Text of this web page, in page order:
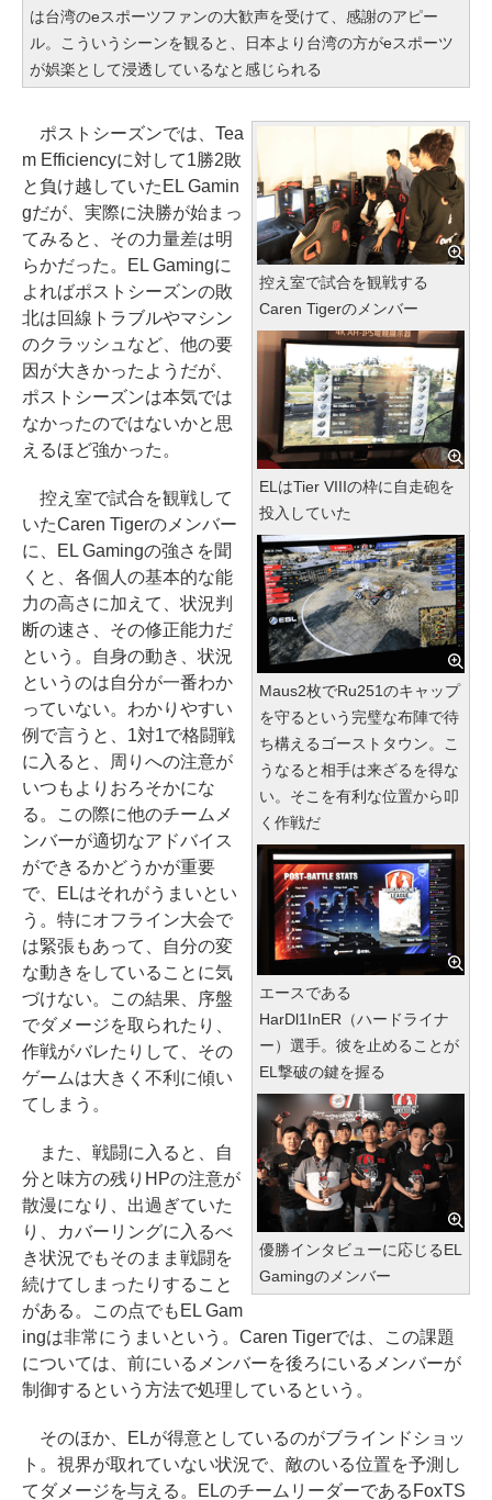
は台湾のeスポーツファンの大歓声を受けて、感謝のアピー
ル。こういうシーンを観ると、日本より台湾の方がeスポーツ
が娯楽として浸透しているなと感じられる
控え室で試合を観戦する
Caren Tigerのメンバー
ELはTier VIIIの枠に自走砲を
投入していた
Maus2枚でRu251のキャップ
を守るという完璧な布陣で待
ち構えるゴーストタウン。こ
うなると相手は来ざるを得な
い。そこを有利な位置から叩
く作戦だ
エースである
HarDl1InER（ハードライナ
ー）選手。彼を止めることが
EL撃破の鍵を握る
優勝インタビューに応じるEL
Gamingのメンバー
ポストシーズンでは、Tea
m Efficiencyに対して1勝2敗
と負け越していたEL Gamin
gだが、実際に決勝が始まっ
てみると、その力量差は明
らかだった。EL Gamingに
よればポストシーズンの敗
北は回線トラブルやマシン
のクラッシュなど、他の要
因が大きかったようだが、
ポストシーズンは本気では
なかったのではないかと思
えるほど強かった。
控え室で試合を観戦して
いたCaren Tigerのメンバー
に、EL Gamingの強さを聞
くと、各個人の基本的な能
力の高さに加えて、状況判
断の速さ、その修正能力だ
という。自身の動き、状況
というのは自分が一番わか
っていない。わかりやすい
例で言うと、1対1で格闘戦
に入ると、周りへの注意が
いつもよりおろそかにな
る。この際に他のチームメ
ンバーが適切なアドバイス
ができるかどうかが重要
で、ELはそれがうまいとい
う。特にオフライン大会で
は緊張もあって、自分の変
な動きをしていることに気
づけない。この結果、序盤
でダメージを取られたり、
作戦がバレたりして、その
ゲームは大きく不利に傾い
てしまう。
また、戦闘に入ると、自
分と味方の残りHPの注意が
散漫になり、出過ぎていた
り、カバーリングに入るべ
き状況でもそのまま戦闘を
続けてしまったりすること
がある。この点でもEL Gam
ingは非常にうまいという。Caren Tigerでは、この課題
については、前にいるメンバーを後ろにいるメンバーが
制御するという方法で処理しているという。
そのほか、ELが得意としているのがブラインドショッ
ト。視界が取れていない状況で、敵のいる位置を予測し
てダメージを与える。ELのチームリーダーであるFoxTS